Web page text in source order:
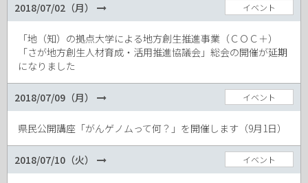
2018/07/02（月）
「地（知）の拠点大学による地方創生推進事業（ＣＯＣ＋）
「さが地方創生人材育成・活用推進協議会」総会の開催が延期
になりました
イベント
2018/07/09（月）
県民公開講座「がんゲノムって何？」を開催します（9月1日）
イベント
2018/07/10（火） イベント